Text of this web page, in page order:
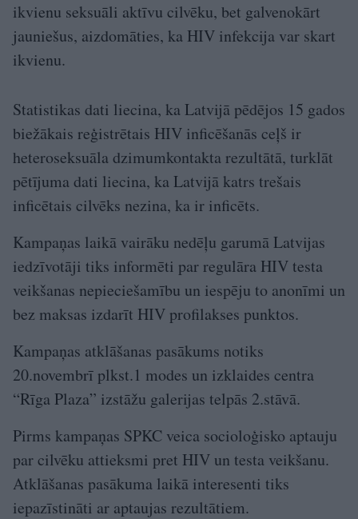
ikvienu seksuāli aktīvu cilvēku, bet galvenokārt
jauniešus, aizdomāties, ka HIV infekcija var skart
ikvienu.
Statistikas dati liecina, ka Latvijā pēdējos 15 gados
biežākais reģistrētais HIV inficēšanās ceļš ir
heteroseksuāla dzimumkontakta rezultātā, turklāt
pētījuma dati liecina, ka Latvijā katrs trešais
inficētais cilvēks nezina, ka ir inficēts.
Kampaņas laikā vairāku nedēļu garumā Latvijas
iedzīvotāji tiks informēti par regulāra HIV testa
veikšanas nepieciešamību un iespēju to anonīmi un
bez maksas izdarīt HIV profilakses punktos.
Kampaņas atklāšanas pasākums notiks
20.novembrī plkst.1 modes un izklaides centra
“Rīga Plaza” izstāžu galerijas telpās 2.stāvā.
Pirms kampaņas SPKC veica socioloģisko aptauju
par cilvēku attieksmi pret HIV un testa veikšanu.
Atklāšanas pasākuma laikā interesenti tiks
iepazīstināti ar aptaujas rezultātiem.